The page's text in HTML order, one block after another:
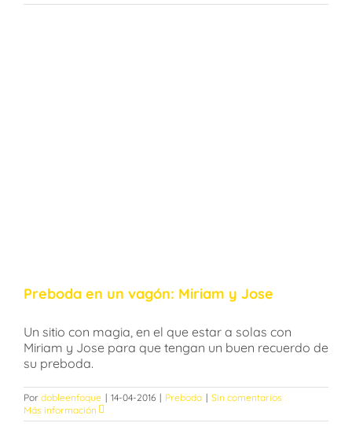
Preboda en un vagón: Miriam y Jose
Un sitio con magia, en el que estar a solas con
Miriam y Jose para que tengan un buen recuerdo de
su preboda.
Por dobleenfoque | 14-04-2016 | Preboda | Sin comentarios
Más información